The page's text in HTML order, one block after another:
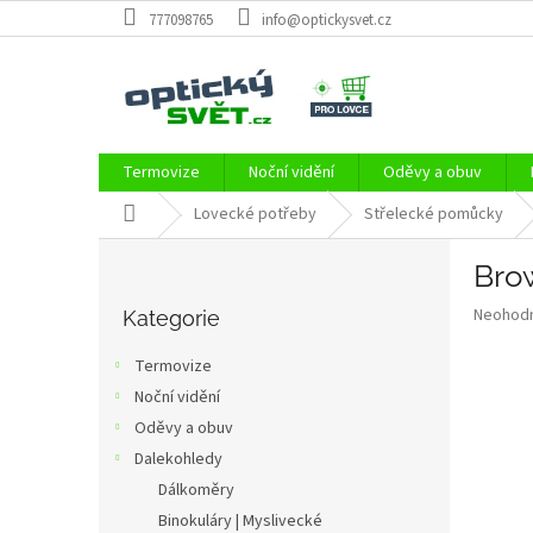
na
777098765 info@optickysvet.cz
Termovize Noční vidění Oděvy a obuv
Domů Lovecké potřeby Střelecké pomůcky
kategorie
Kategorie
Termovize
Noční vidění
Oděvy a obuv
Dalekohledy
Dálkoměry
Binokuláry | Myslivecké